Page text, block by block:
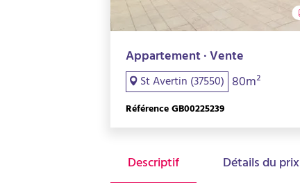
Appartement · Vente
St Avertin (37550) 80m²
Référence GB00225239
Descriptif Détails du prix